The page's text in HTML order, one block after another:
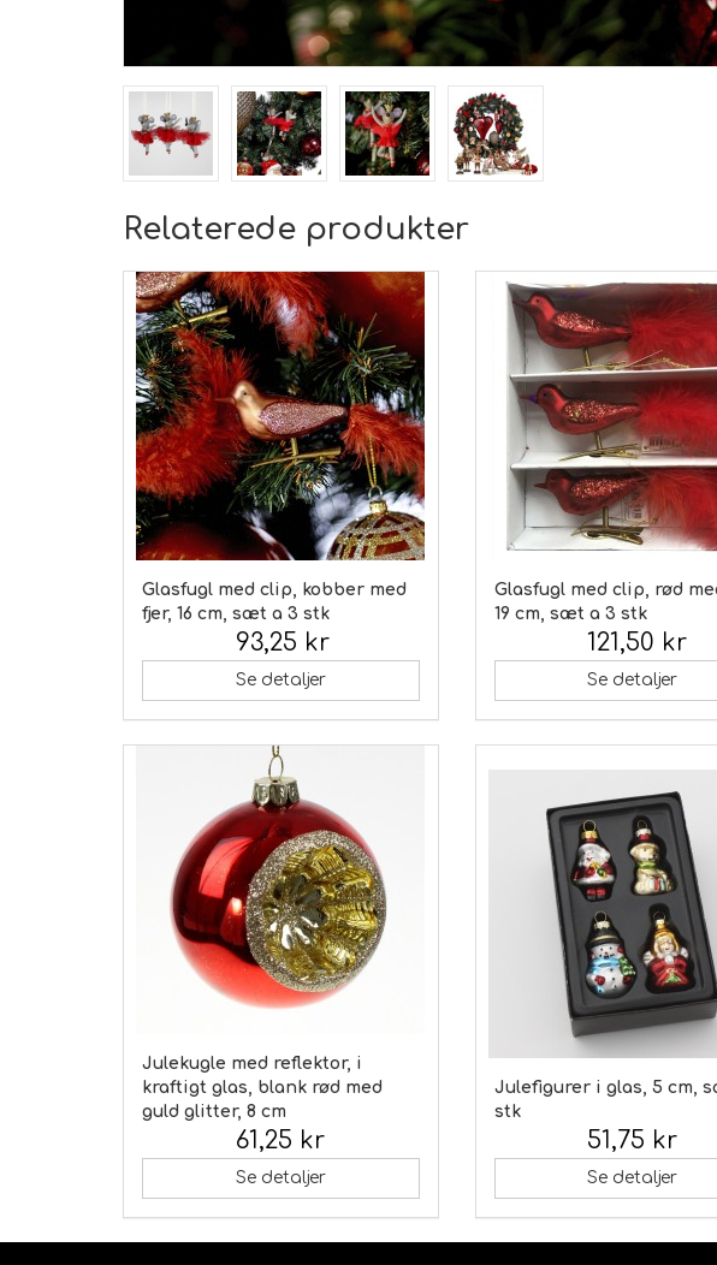
Relaterede produkter
Glasfugl med clip, kobber med
fjer, 16 cm, sæt a 3 stk
93,25 kr
Se detaljer
Glasfugl med clip, rød
19 cm, sæt a 3 stk
121,50 kr
Se detaljer
Julekugle med reflektor, i
kraftigt glas, blank rød med
guld glitter, 8 cm
61,25 kr
Se detaljer
Julefigurer i glas, 5 cm,
stk
51,75 kr
Se detaljer